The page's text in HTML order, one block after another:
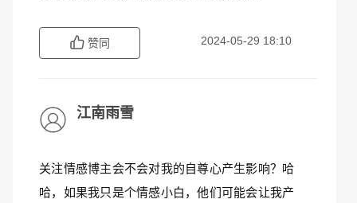
赞同 2024-05-29 18:10
江南雨雪
关注情感博主会不会对我的自尊心产生影响？哈
哈，如果我只是个情感小白，他们可能会让我产